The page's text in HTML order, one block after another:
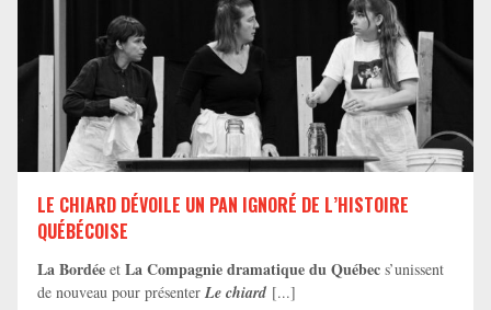
LE CHIARD DÉVOILE UN PAN IGNORÉ DE L’HISTOIRE
QUÉBÉCOISE
La Bordée et La Compagnie dramatique du Québec s’unissent
de nouveau pour présenter Le chiard [...]